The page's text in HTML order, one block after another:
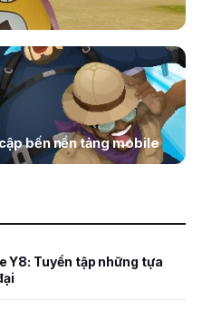
bến nền tảng mobile
Y8: Tuyển tập những tựa